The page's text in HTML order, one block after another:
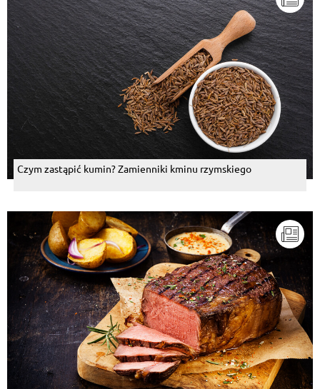
Czym zastąpić kumin? Zamienniki kminu rzymskiego